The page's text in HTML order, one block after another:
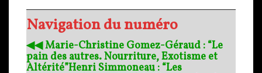
Navigation du numéro
◀︎◀︎ Marie-Christine Gomez-Géraud : “Le
pain des autres. Nourriture, Exotisme et
Altérité”Henri Simmoneau : “Les